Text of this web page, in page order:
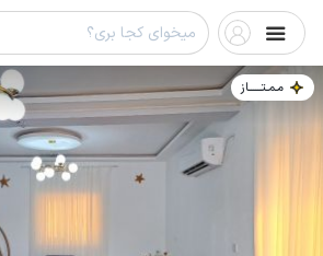
مـمـتــــــاز